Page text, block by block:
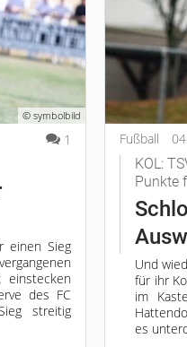
© symbolbild
1
einen Sieg
einstecken
des FC
streitig
Fußball
KOL:
Punkte
Und
für ihr
im
es